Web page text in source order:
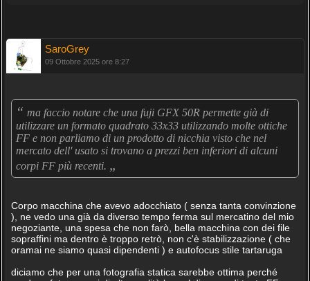
SaroGrey
09 Ottobre 2025 ore 8:27
“ ma faccio notare che una fuji GFX 50R permette già di
utilizzare un formato quadrato 33x33 utilizzando molte ottiche
FF e non parliamo di un prodotto di nicchia visto che nel
mercato dell' usato si trovano a prezzi ben inferiori di alcuni
corpi FF più recenti. „
Corpo macchina che avevo adocchiato ( senza tanta convinzione
), ne vedo una già da diverso tempo ferma sul mercatino del mio
negoziante, una spesa che non farò, bella macchina con dei file
sopraffini ma dentro è troppo retrò, non c'è stabilizzazione ( che
oramai ne siamo quasi dipendenti ) e autofocus stile tartaruga
diciamo che per una fotografia statica sarebbe ottima perché